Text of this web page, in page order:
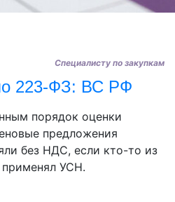
Специалисту по закупкам
223-ФЗ: ВС РФ
порядок оценки
предложения
без НДС, если кто-то из
УСН.